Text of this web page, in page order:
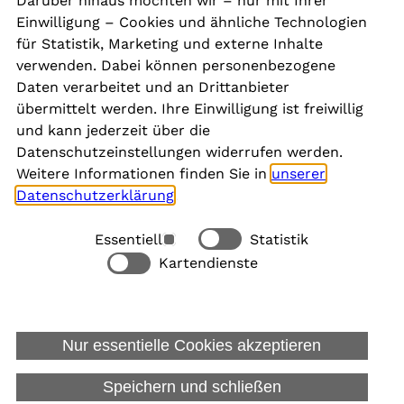
Presse
Aktuelles
Karriere
Newsletter
Social Media
Rechtliches
Allgemeine Datenschutzinformation
Datenschutzinformation für Bewerbungen
Impressum
Einwilligung – Cookies und ähnliche Technologien
für Statistik, Marketing und externe Inhalte
verwenden. Dabei können personenbezogene
Daten verarbeitet und an Drittanbieter
übermittelt werden. Ihre Einwilligung ist freiwillig
und kann jederzeit über die
Datenschutzeinstellungen widerrufen werden.
Weitere Informationen finden Sie in unserer
Datenschutzerklärung
Essentiell
Statistik
Kartendienste
Nur essentielle Cookies akzeptieren
Speichern und schließen